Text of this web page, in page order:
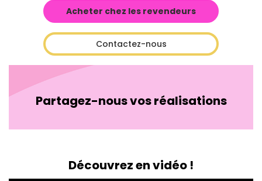
Acheter chez les revendeurs
Contactez-nous
Partagez-nous vos réalisations
Découvrez en vidéo !